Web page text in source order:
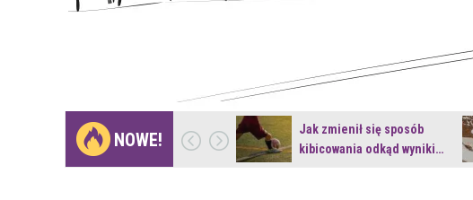
NOWE!
Gdzie pojechać na
weekend z naturą w…
Jak zmienił się sposób
kibicowania odkąd wyniki…